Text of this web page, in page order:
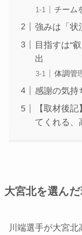
チーム
強みは「状
目指すは“
出
体調管
感謝の気持
【取材後
てくれる、
大宮北を選ん
川端選手が大宮